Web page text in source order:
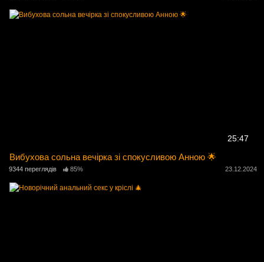
25:47
Вибухова сольна вечірка зі спокусливою Анною 🌟
9344 переглядів 85% 23.12.2024